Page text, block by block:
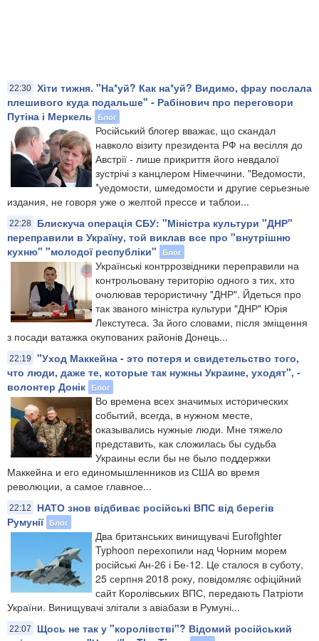
22:30 Хіти тижня. "На*уй? Как на*уй? Видимо, фрау послала
плешивого куда подальше" - Рабінович про переговори
Путіна і Меркель
Блог
Російський блогер вважає, що скандал
навколо візиту президента РФ на весілля до
Австрії - лише прикриття його невдалої
зустрічі з канцлером Німеччини. "Ведомости,
*уедомости, шмедомости и другие серьезные
издания, не говоря уже о желтой прессе и таблои...
22:28
Блискуча операція СБУ: "Міністра культури "ДНР"
переправили в Україну, той виклав все про "внутрішню
кухню" "молодої республіки"
Блог
Українські контррозвідники переправили на
контрольовану територію одного з тих, хто
очолював терористичну "ДНР". Йдеться про
так званого міністра культури "ДНР" Юрія
Лекстутеса. За його словами, після зміщення
з посади ватажка окупованих районів Донець...
22:19
"Уход Маккейна - это потеря и свидетельство того,
что люди, даже те, которые так нужны Украине, уходят", -
волонтер Донік Блог
Во времена всех значимых исторических
событий, всегда, в нужном месте,
оказывались нужные люди. Мне тяжело
представить, как сложилась бы судьба
Украины если бы не было поддержки
Маккейна и его единомышленников из США во время
революции, а самое главное...
22:12
НАТО знов відбиває російські ВПС від берегів
Румунії Блог
Два британських винищувачі Eurofighter
Typhoon перехопили над Чорним морем
російські Ан-26 і Бе-12. Це сталося в суботу,
25 серпня 2018 року, повідомляє офіційний
сайт Королівських ВПС, передають Патріоти
України. Винищувачі злітали з авіабази в Румуні...
22:07
Щось не так у "королівстві"? Відомий російський